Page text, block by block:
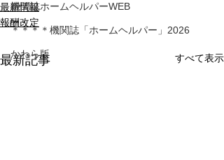
機関誌ホームヘルパーWEB
＊＊＊＊機関誌「ホームヘルパー」2026
かわら版
最新情報
報酬改定
最新記事 すべて表示